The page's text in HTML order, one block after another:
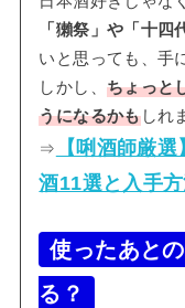
「獺祭」や「十四
いと思っても、手
しかし、 ちょっと
うになるかもしれ
⇒
【唎酒師厳
酒11選と入手
使ったあと
る？